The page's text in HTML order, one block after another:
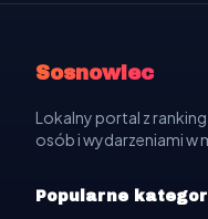
Sosnowiec
Lokalny portal z
osób i wydarzeniami w
Popularne